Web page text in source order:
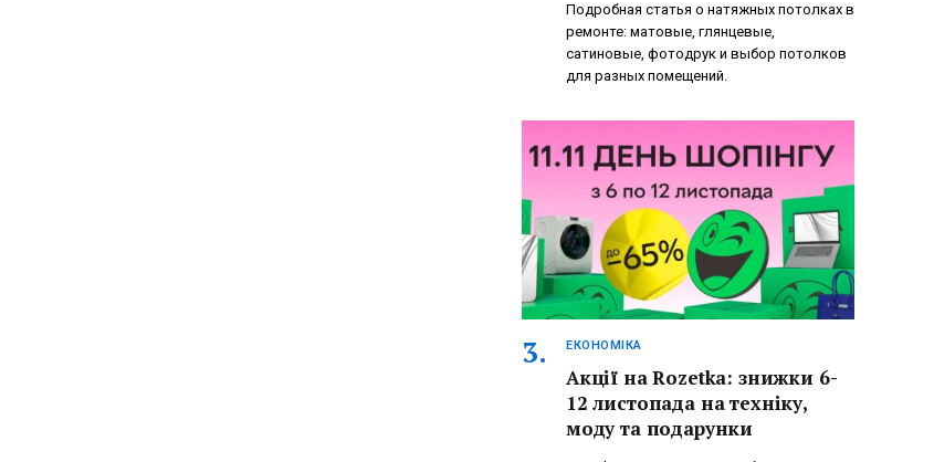
Подробная статья о натяжных потолках в
ремонте: матовые, глянцевые,
сатиновые, фотодрук и выбор потолков
для разных помещений.
ЕКОНОМІКА
Акції на Rozetka: знижки 6-
12 листопада на техніку,
моду та подарунки